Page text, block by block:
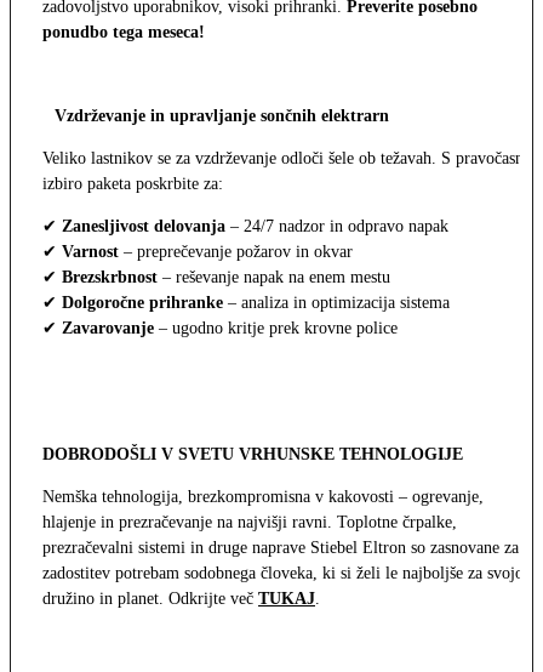
zadovoljstvo uporabnikov, visoki prihranki. Preverite posebno
ponudbo tega meseca!
Vzdrževanje in upravljanje sončnih elektrarn
Veliko lastnikov se za vzdrževanje odloči šele ob težavah. S pravočasno
izbiro paketa poskrbite za:
✔ Zanesljivost delovanja – 24/7 nadzor in odpravo napak
✔ Varnost – preprečevanje požarov in okvar
✔ Brezskrbnost – reševanje napak na enem mestu
✔ Dolgoročne prihranke – analiza in optimizacija sistema
✔ Zavarovanje – ugodno kritje prek krovne police
DOBRODOŠLI V SVETU VRHUNSKE TEHNOLOGIJE
Nemška tehnologija, brezkompromisna v kakovosti – ogrevanje,
hlajenje in prezračevanje na najvišji ravni. Toplotne črpalke,
prezračevalni sistemi in druge naprave Stiebel Eltron so zasnovane za
zadostitev potrebam sodobnega človeka, ki si želi le najboljše za svojo
družino in planet. Odkrijte več TUKAJ.